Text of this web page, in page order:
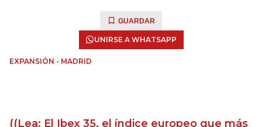
GUARDAR
UNIRSE A WHATSAPP
EXPANSIÓN - MADRID
((Lea: El Ibex 35, el índice europeo que más